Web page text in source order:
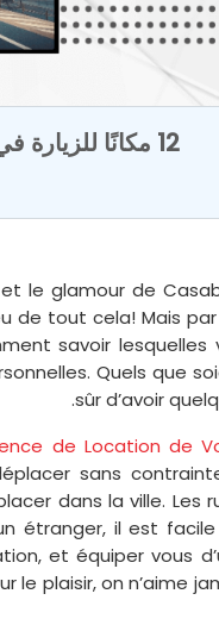
12 مكانًا للزيارة في الدار البيضاء عن طريق تأجير السيارات
le glamour de
de tout cela! Mais
savoir lesquelles
Quels que
sûr d’avoir
de Location de
sans
dans la ville.
étranger, il est
et équiper vous
le plaisir, on n’aime